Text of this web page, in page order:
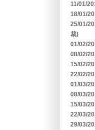
11/01/
18/01/
25/01/
裁)
01/02/
08/02/
15/02/
22/02/
01/03/
08/03/
15/03/
22/03/
29/03/